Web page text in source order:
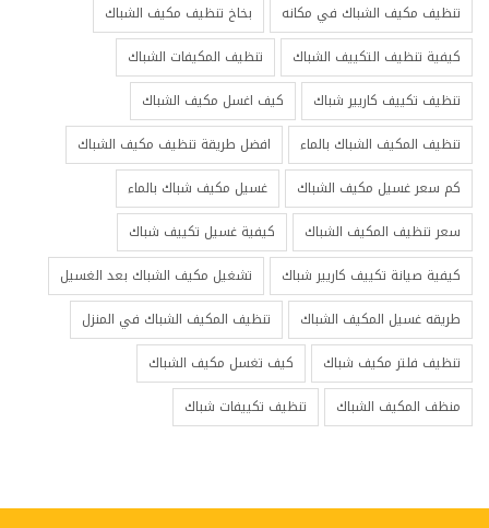
تنظيف مكيف الشباك في مكانه
بخاخ تنظيف مكيف الشباك
كيفية تنظيف التكييف الشباك
تنظيف المكيفات الشباك
تنظيف تكييف كاريير شباك
كيف اغسل مكيف الشباك
تنظيف المكيف الشباك بالماء
افضل طريقة تنظيف مكيف الشباك
كم سعر غسيل مكيف الشباك
غسيل مكيف شباك بالماء
سعر تنظيف المكيف الشباك
كيفية غسيل تكييف شباك
كيفية صيانة تكييف كاريير شباك
تشغيل مكيف الشباك بعد الغسيل
طريقه غسيل المكيف الشباك
تنظيف المكيف الشباك في المنزل
تنظيف فلتر مكيف شباك
كيف تغسل مكيف الشباك
منظف المكيف الشباك
تنظيف تكييفات شباك